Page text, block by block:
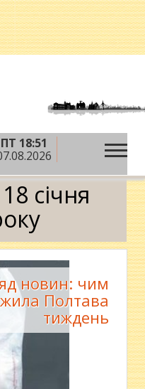
ПТ 18:51
»18 січня
січня
новин: чим
жила Полтава
тиждень